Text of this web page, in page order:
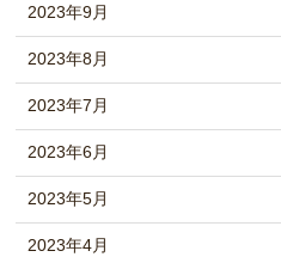
2023年9月
2023年8月
2023年7月
2023年6月
2023年5月
2023年4月